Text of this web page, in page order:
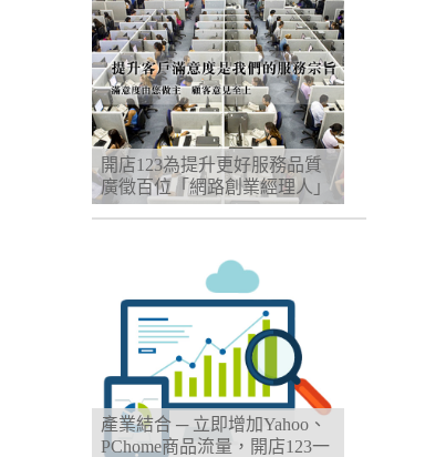
開店123為提升更好服務品質
廣徵百位「網路創業經理人」
產業結合 ─ 立即增加Yahoo、
PChome商品流量，開店123一